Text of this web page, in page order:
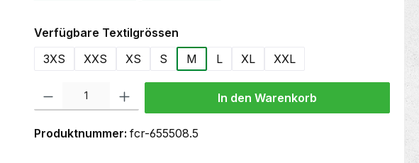
Verfügbare Textilgrössenauswählen
3XS
XXS XS S M L XL XXL
Produkt Anzahl: Gib den gewünschten Wert ein oder benutze die Schaltflächen um die
In den Warenkorb
Produktnummer: fcr-655508.5